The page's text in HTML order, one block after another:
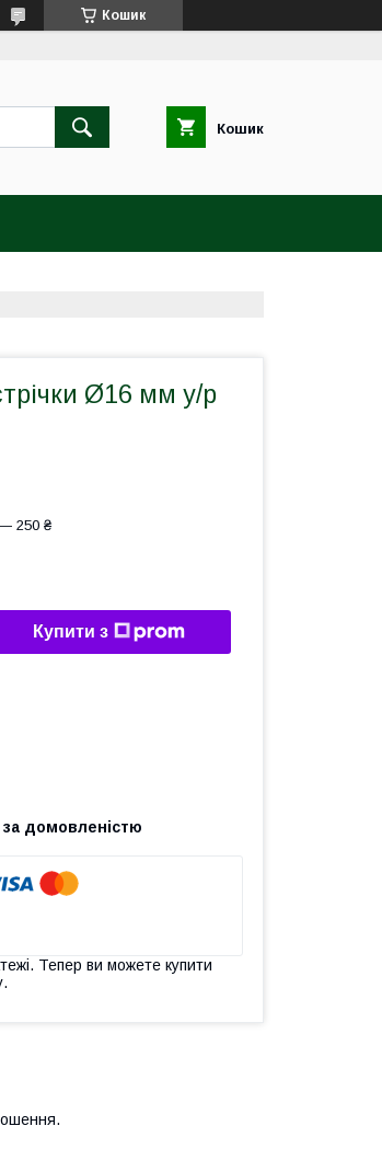
Кошик
Кошик
Ø16 мм у/р
250 ₴
Купити з
за домовленістю
Тепер ви можете купити